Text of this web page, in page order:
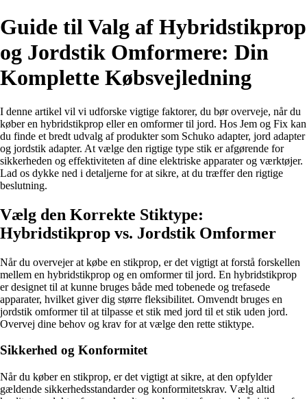
Guide til Valg af Hybridstikprop
og Jordstik Omformere: Din
Komplette Købsvejledning
I denne artikel vil vi udforske vigtige faktorer, du bør overveje, når du
køber en hybridstikprop eller en omformer til jord. Hos Jem og Fix kan
du finde et bredt udvalg af produkter som Schuko adapter, jord adapter
og jordstik adapter. At vælge den rigtige type stik er afgørende for
sikkerheden og effektiviteten af dine elektriske apparater og værktøjer.
Lad os dykke ned i detaljerne for at sikre, at du træffer den rigtige
beslutning.
Vælg den Korrekte Stiktype:
Hybridstikprop vs. Jordstik Omformer
Når du overvejer at købe en stikprop, er det vigtigt at forstå forskellen
mellem en hybridstikprop og en omformer til jord. En hybridstikprop
er designet til at kunne bruges både med tobenede og trefasede
apparater, hvilket giver dig større fleksibilitet. Omvendt bruges en
jordstik omformer til at tilpasse et stik med jord til et stik uden jord.
Overvej dine behov og krav for at vælge den rette stiktype.
Sikkerhed og Konformitet
Når du køber en stikprop, er det vigtigt at sikre, at den opfylder
gældende sikkerhedsstandarder og konformitetskrav. Vælg altid